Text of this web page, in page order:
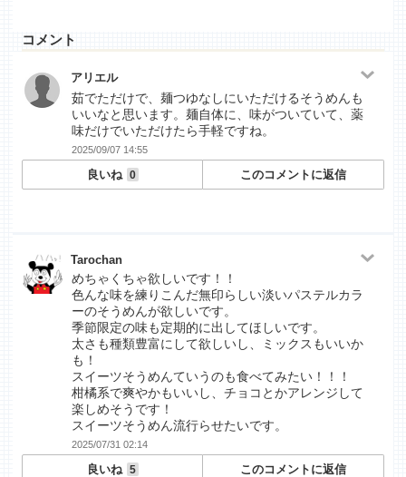
コメント
アリエル
茹でただけで、麺つゆなしにいただけるそうめんも
いいなと思います。麺自体に、味がついていて、薬
味だけでいただけたら手軽ですね。
2025/09/07 14:55
良いね 0 このコメントに返信
Tarochan
めちゃくちゃ欲しいです！！
色んな味を練りこんだ無印らしい淡いパステルカラ
ーのそうめんが欲しいです。
季節限定の味も定期的に出してほしいです。
太さも種類豊富にして欲しいし、ミックスもいいか
も！
スイーツそうめんていうのも食べてみたい！！！
柑橘系で爽やかもいいし、チョコとかアレンジして
楽しめそうです！
スイーツそうめん流行らせたいです。
2025/07/31 02:14
良いね 5 このコメントに返信